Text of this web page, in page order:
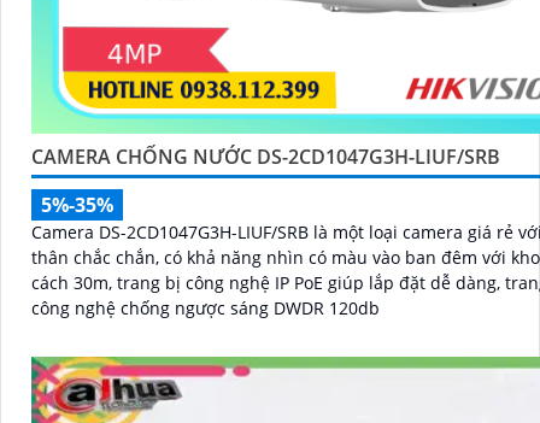
CAMERA CHỐNG NƯỚC DS-2CD1047G3H-LIUF/SRB
5%-35%
Camera DS-2CD1047G3H-LIUF/SRB là một loại camera giá rẻ
thân chắc chắn, có khả năng nhìn có màu vào ban đêm với
cách 30m, trang bị công nghệ IP PoE giúp lắp đặt dễ dàng,
công nghệ chống ngược sáng DWDR 120db